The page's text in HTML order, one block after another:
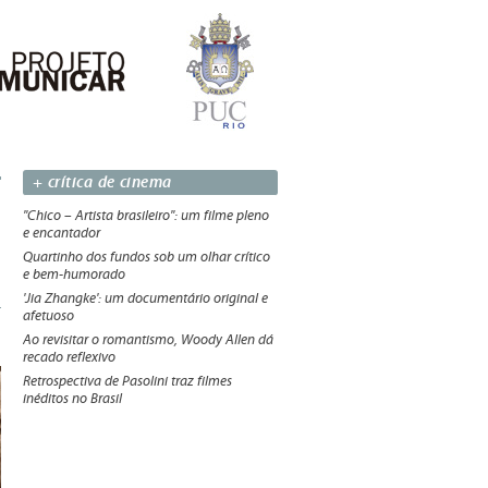
+ crítica de cinema
"Chico – Artista brasileiro": um filme pleno
e encantador
Quartinho dos fundos sob um olhar crítico
e bem-humorado
'Jia Zhangke': um documentário original e
afetuoso
Ao revisitar o romantismo, Woody Allen dá
recado reflexivo
Retrospectiva de Pasolini traz filmes
inéditos no Brasil